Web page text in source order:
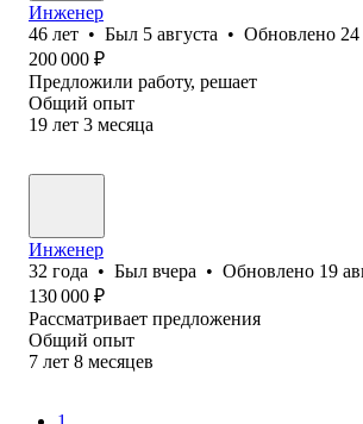
Инженер
46 лет • Был 5 августа • Обновлено
200 000 ₽
Предложили работу, решает
Общий опыт
19 лет 3 месяца
Инженер
32 года • Был вчера • Обновлено 19
130 000 ₽
Рассматривает предложения
Общий опыт
7 лет 8 месяцев